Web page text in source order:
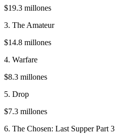
$19.3 millones
3. The Amateur
$14.8 millones
4. Warfare
$8.3 millones
5. Drop
$7.3 millones
6. The Chosen: Last Supper Part 3